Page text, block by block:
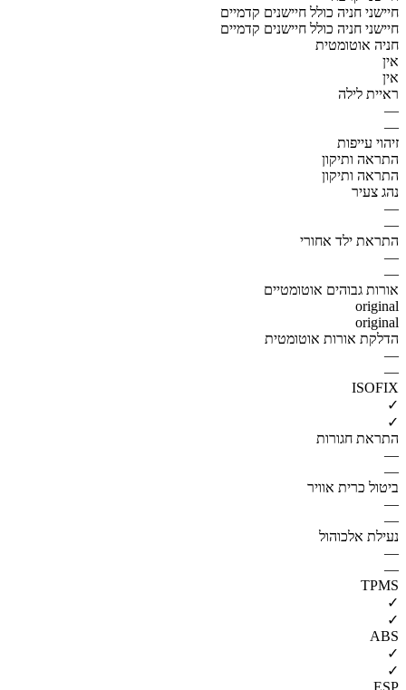
חיישני חניה כולל חיישנים קדמיים
חיישני חניה כולל חיישנים קדמיים
חניה אוטומטית
אין
אין
ראיית לילה
—
—
זיהוי עייפות
התראה ותיקון
התראה ותיקון
נהג צעיר
—
—
התראת ילד אחורי
—
—
אורות גבוהים אוטומטיים
original
original
הדלקת אורות אוטומטית
—
—
ISOFIX
✓
✓
התראת חגורות
—
—
ביטול כרית אוויר
—
—
נעילת אלכוהול
—
—
TPMS
✓
✓
ABS
✓
✓
ESP